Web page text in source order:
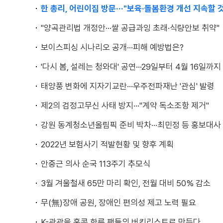
한 총리, 어린이집 방문···"보육·돌봄환경 개선 지속할
"양곡관리법 개정안···쌀 공급과잉 초래·식량안보 취약"
보이스피싱 시나리오 공개···피해 예방법은?
'다시 봄, 설레는 청와대' 공연···29일부터 4월 16일까지
태양풍 변화에 지자기교란···우주전파재난 '관심' 발령
제2의 검정고무신 사태 방지···"계약 독소조항 제거"
강원 동계청소년올림픽 준비 박차···최민정 등 홍보대사
2022년 보험사기 적발현황 및 향후 계획
안중근 의사 순국 113주기 추모식
3월 겨울철새 65만 마리 확인, 전월 대비 50% 감소
무(無)장애 공원, 장애인 편의성 제고 노력 필요